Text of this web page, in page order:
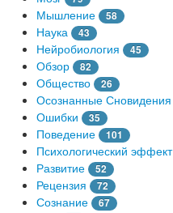
Мышление 58
Наука 43
Нейробиология 45
Обзор 82
Общество 26
Осознанные Сновидения
Ошибки 35
Поведение 101
Психологический эффект
Развитие 52
Рецензия 72
Сознание 67